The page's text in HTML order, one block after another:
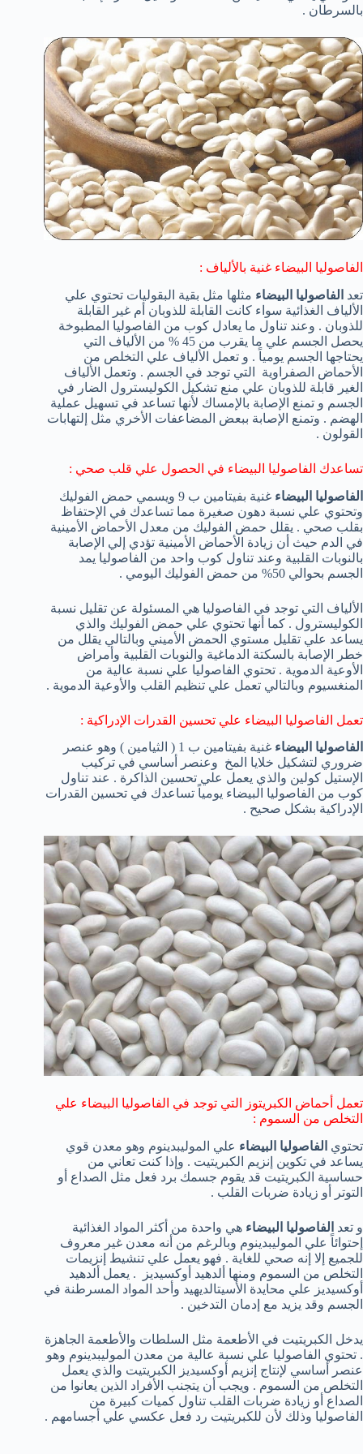
بالسرطان .
الفاصوليا البيضاء غنية بالألياف :
تعد الفاصوليا البيضاء مثلها مثل بقية البقوليات تحتوي علي
الألياف الغذائية سواء كانت القابلة للذوبان أم غير القابلة
للذوبان . وعند تناول ما يعادل كوب من الفاصوليا المطبوخة
يحصل الجسم علي ما يقرب من 45 % من الألياف التي
يحتاجها الجسم يومياً . و تعمل الألياف علي التخلص من
الأحماض الصفراوية التي توجد في الجسم . وتعمل الألياف
الغير قابلة للذوبان علي منع تشكيل الكوليسترول الضار في
الجسم و تمنع الإصابة بالإمساك لأنها تساعد في تسهيل عملية
الهضم . وتمنع الإصابة ببعض المضاعفات الأخري مثل إلتهابات
القولون .
تساعدك الفاصوليا البيضاء في الحصول علي قلب صحي :
الفاصوليا البيضاء
غنية بفيتامين ب 9 ويسمي حمض الفوليك
وتحتوي علي نسبة دهون صغيرة مما تساعدك في الإحتفاظ
بقلب صحي . يقلل حمض الفوليك من معدل الأحماض الأمينية
في الدم حيث أن زيادة الأحماض الأمينية تؤدي إلي الإصابة
بالنوبات القلبية وعند تناول كوب واحد من الفاصوليا يمد
الجسم بحوالي 50% من حمض الفوليك اليومي .
الألياف التي توجد في الفاصوليا هي المسئولة عن تقليل نسبة
الكوليسترول . كما أنها تحتوي علي حمض الفوليك والذي
يساعد علي تقليل مستوي الحمض الأميني وبالتالي يقلل من
خطر الإصابة بالسكتة الدماغية والنوبات القلبية وأمراض
الأوعية الدموية . تحتوي الفاصوليا علي نسبة عالية من
المنغسيوم وبالتالي تعمل علي تنظيم القلب والأوعية الدموية .
تعمل الفاصوليا البيضاء علي تحسين القدرات الإدراكية :
الفاصوليا البيضاء
غنية بفيتامين ب 1 ( الثيامين ) وهو عنصر
ضروري لتشكيل خلايا المخ وعنصر أساسي في تركيب
الإستيل كولين والذي يعمل علي تحسين الذاكرة . عند تناول
كوب من الفاصوليا البيضاء يومياً تساعدك في تحسين القدرات
الإدراكية بشكل صحيح .
تعمل أحماض الكبريتوز التي توجد في الفاصوليا البيضاء علي
التخلص من السموم :
تحتوي الفاصوليا البيضاء علي الموليبدينوم وهو معدن قوي
يساعد في تكوين إنزيم الكبريتيت . وإذا كنت تعاني من
حساسية الكبريتيت قد يقوم جسمك برد فعل مثل الصداع أو
التوتر أو زيادة ضربات القلب .
و تعد الفاصوليا البيضاء هي واحدة من أكثر المواد الغذائية
إحتوائاً علي الموليبدينوم وبالرغم من أنه معدن غير معروف
للجميع إلا إنه صحي للغاية . فهو يعمل علي تنشيط إنزيمات
التخلص من السموم ومنها ألدهيد أوكسيديز . يعمل ألدهيد
أوكسيديز علي محايدة الأسيتالديهيد وأحد المواد المسرطنة في
الجسم وقد يزيد مع إدمان التدخين .
يدخل الكبريتيت في الأطعمة مثل السلطات والأطعمة الجاهزة
. تحتوي الفاصوليا علي نسبة عالية من معدن الموليبدينوم وهو
عنصر أساسي لإنتاج إنزيم أوكسيديز الكبريتيت والذي يعمل
التخلص من السموم . ويجب أن يتجنب الأفراد الذين يعانوا من
الصداع أو زيادة ضربات القلب تناول كميات كبيرة من
الفاصوليا وذلك لأن للكبريتيت رد فعل عكسي علي أجسامهم .